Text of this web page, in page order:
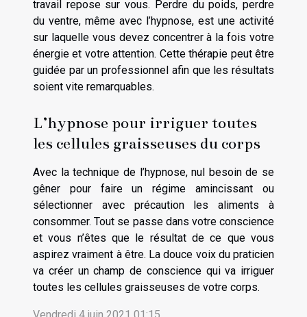
travail repose sur vous. Perdre du poids, perdre
du ventre, même avec l’hypnose, est une activité
sur laquelle vous devez concentrer à la fois votre
énergie et votre attention. Cette thérapie peut être
guidée par un professionnel afin que les résultats
soient vite remarquables.
L’hypnose pour irriguer toutes
les cellules graisseuses du corps
Avec la technique de l’hypnose, nul besoin de se
gêner pour faire un régime amincissant ou
sélectionner avec précaution les aliments à
consommer. Tout se passe dans votre conscience
et vous n’êtes que le résultat de ce que vous
aspirez vraiment à être. La douce voix du praticien
va créer un champ de conscience qui va irriguer
toutes les cellules graisseuses de votre corps.